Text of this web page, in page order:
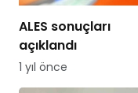
ALES sonuçları
açıklandı
1 yıl önce